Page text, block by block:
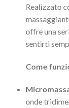
Realizzato
offre una
sentirti
Come
onde